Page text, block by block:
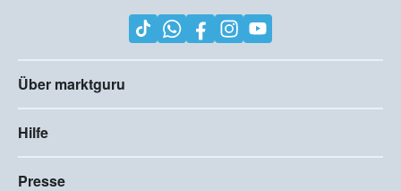
Über marktguru
Hilfe
Presse